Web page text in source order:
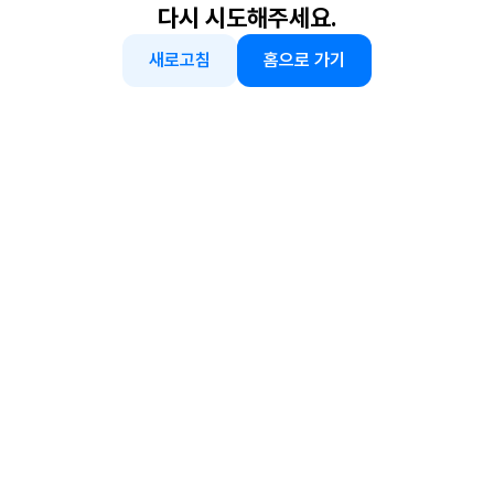
다시 시도해주세요.
새로고침 홈으로 가기